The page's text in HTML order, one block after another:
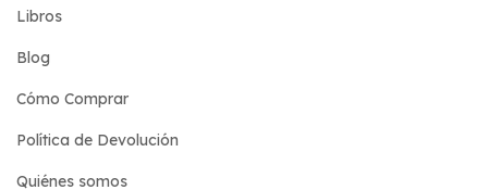
Libros
Blog
Cómo Comprar
Política de Devolución
Quiénes somos